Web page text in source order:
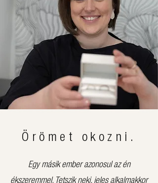
Örömet okozni.
Egy másik ember azonosul az én
ékszeremmel. Tetszik neki, jeles alkalmakkor